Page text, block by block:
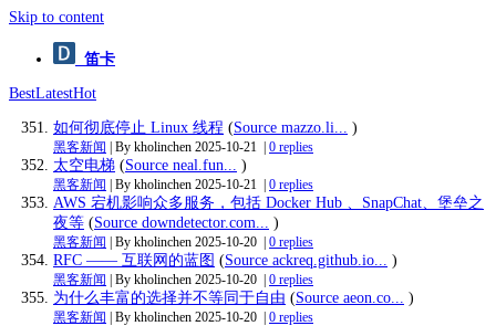
Skip to content
笛卡
BestLatestHot
如何彻底停止 Linux 线程 (Source mazzo.li... )
黑客新闻 | By kholinchen 2025-10-21 0 replies
太空电梯 (Source neal.fun... )
黑客新闻 | By kholinchen 2025-10-21 0 replies
AWS 宕机影响众多服务，包括 Docker Hub 、SnapChat、堡垒之
夜等 (Source downdetector.com... )
黑客新闻 | By kholinchen 2025-10-20 0 replies
RFC —— 互联网的蓝图 (Source ackreq.github.io... )
黑客新闻 | By kholinchen 2025-10-20 0 replies
为什么丰富的选择并不等同于自由 (Source aeon.co... )
黑客新闻 | By kholinchen 2025-10-20 0 replies